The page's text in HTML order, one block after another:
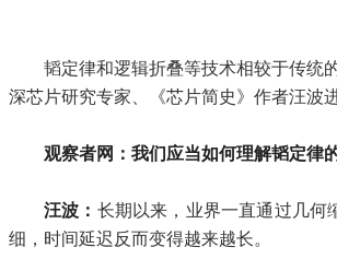
韬定律和逻辑折叠等技术相较于传统
深芯片研究专家、《芯片简史》作者汪波
观察者网：我们应当如何理解韬定律
汪波： 长期以来，业界一直通过几何
细，时间延迟反而变得越来越长。